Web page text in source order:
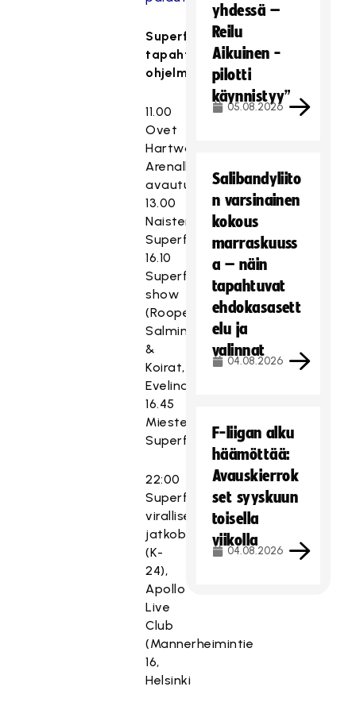
Superfinaali-
tapahtuman
ohjelma
11.00
Ovet
Hartwall
Arenalle
avautuvat
13.00
Naisten
Superfinaali
16.10
Superfinaali-
show
(Roope
Salminen
&
Koirat,
Evelina)
16.45
Miesten
Superfinaali
22:00
Superfinaalin
viralliset
jatkobileet
(K-
24),
Apollo
Live
Club
(Mannerheimintie
16,
Helsinki
yhdessä –
Reilu
Aikuinen -
pilotti
käynnistyy”
05.08.2026
Salibandyliito
n varsinainen
kokous
marraskuuss
a – näin
tapahtuvat
ehdokasasett
elu ja
valinnat
04.08.2026
F-liigan alku
häämöttää:
Avauskierrok
set syyskuun
toisella
viikolla
04.08.2026